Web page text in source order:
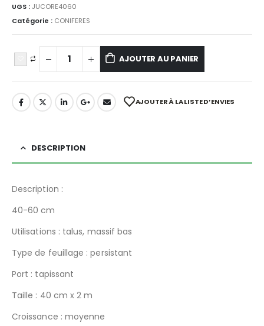
UGS :JUCORE4060
Catégorie : CONIFERES
AJOUTER AU PANIER
AJOUTER À LA LISTE D’ENVIES
DESCRIPTION
Description :
40-60 cm
Utilisations : talus, massif bas
Type de feuillage : persistant
Port : tapissant
Taille : 40 cm x 2 m
Croissance : moyenne